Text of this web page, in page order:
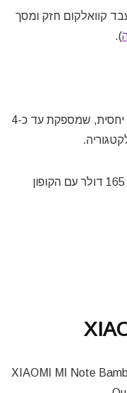
קוואלקום חזק ומסך
).
אז איפה הקאצ’? בעיקר הסוללה הקטנה יחסית, שמספקת עד כ-4
כמה עולה כל המפרט המדהים הזה? רק 165 דולר עם הקופון